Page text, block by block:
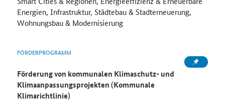
Energien, Infrastruktur, Städtebau & Stadterneuerung,
Wohnungsbau & Modernisierung
FÖRDERPROGRAMM
Förderung von kommunalen Klimaschutz- und
Klimaanpassungsprojekten (Kommunale
Klimarichtlinie)